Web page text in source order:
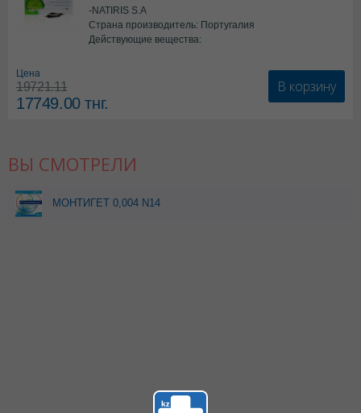
-NATIRIS S.A
Страна производитель: Португалия
Действующие вещества:
Цена
19721.11
17749.00тнг.
В корзину
ВЫ СМОТРЕЛИ
МОНТИГЕТ 0,004 N14